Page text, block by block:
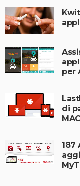
per
di
187